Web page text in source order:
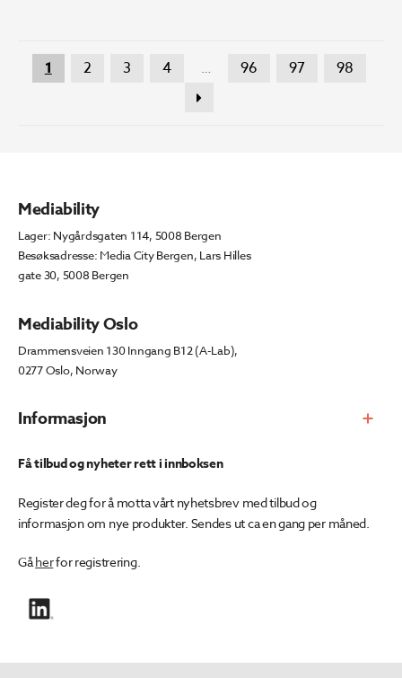
1 2 3 4 … 96 97 98
Informasjon
Mediability
Lager: Nygårdsgaten 114, 5008 Bergen
Besøksadresse: Media City Bergen, Lars Hilles
gate 30, 5008 Bergen
Mediability Oslo
Drammensveien 130 Inngang B12 (A-Lab),
0277 Oslo, Norway
Få tilbud og nyheter rett i innboksen
Register deg for å motta vårt nyhetsbrev med tilbud og
informasjon om nye produkter. Sendes ut ca en gang per måned.
Gåherfor registrering.